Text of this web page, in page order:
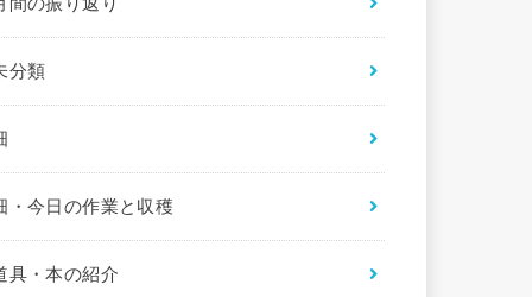
分類
・今日の作業と収穫
具・本の紹介